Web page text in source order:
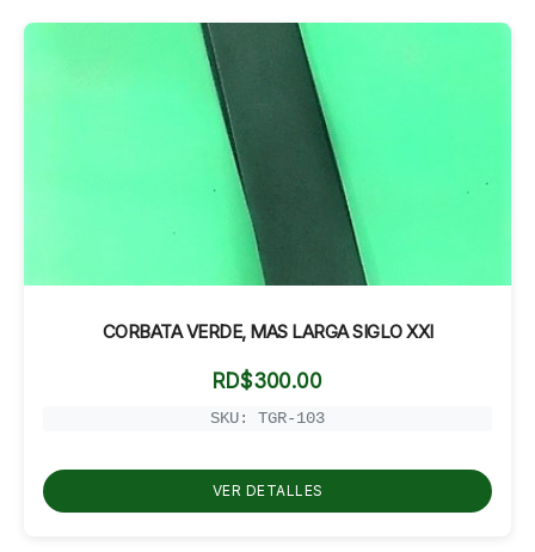
CORBATA VERDE, MAS LARGA SIGLO XXI
RD$300.00
SKU: TGR-103
VER DETALLES